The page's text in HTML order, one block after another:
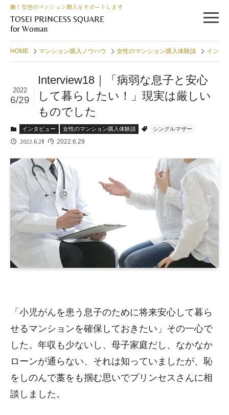
働く女性のマンション購入をサポートします
TOSEI PRINCESS SQUARE
for Woman
HOME マンション購入ノウハウ 女性のマンション購入体験談 インタ
Interview18｜「病弱な息子と安心
して暮らしたい！」現実は厳しい
ものでした
2022
6/29
インタビュー 女性のマンション購入体験談 シングルマザー
2022.6.28 2022.6.29
「小児がんを患う息子のために将来安心して暮ら
せるマンションを確保しておきたい」その一心で
した。年収も少ないし、母子家庭だし、なかなか
ローンが通らない、それは知っていましたが、恥
をしのんで藁をも掴む思いでプリンセスさんに相
談しました。